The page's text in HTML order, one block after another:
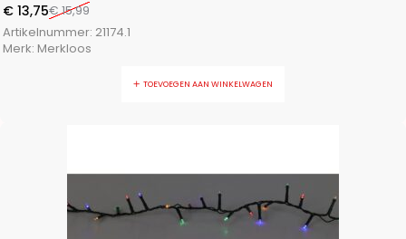
€15,99
€ 13,75
Artikelnummer: 21174.1
Merk: Merkloos
TOEVOEGEN AAN WINKELWAGEN